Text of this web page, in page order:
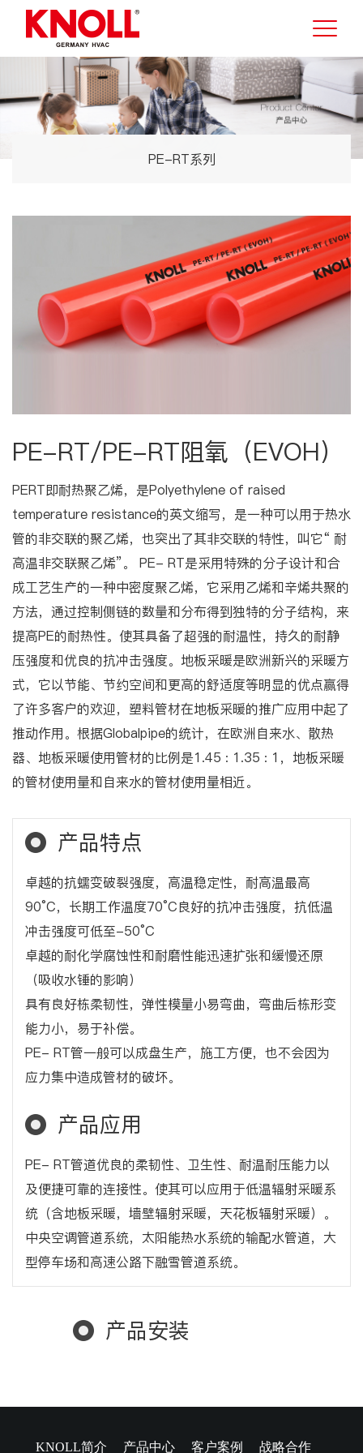
PE-RT系列
PE-RT/PE-RT阻氧（EVOH）
PERT即耐热聚乙烯，是Polyethylene of raised
temperature resistance的英文缩写，是一种可以用于热水
管的非交联的聚乙烯，也突出了其非交联的特性，叫它“ 耐
高温非交联聚乙烯”。 PE- RT是采用特殊的分子设计和合
成工艺生产的一种中密度聚乙烯，它采用乙烯和辛烯共聚的
方法，通过控制侧链的数量和分布得到独特的分子结构，来
提高PE的耐热性。使其具备了超强的耐温性，持久的耐静
压强度和优良的抗冲击强度。地板采暖是欧洲新兴的采暖方
式，它以节能、节约空间和更高的舒适度等明显的优点赢得
了许多客户的欢迎，塑料管材在地板采暖的推广应用中起了
推动作用。根据Globalpipe的统计，在欧洲自来水、散热
器、地板采暖使用管材的比例是1.45 : 1.35 : 1，地板采暖
的管材使用量和自来水的管材使用量相近。
产品特点
卓越的抗蠕变破裂强度，高温稳定性，耐高温最高
90°C，长期工作温度70°C良好的抗冲击强度，抗低温
冲击强度可低至-50°C
卓越的耐化学腐蚀性和耐磨性能迅速扩张和缓慢还原
（吸收水锤的影响）
具有良好栋柔韧性，弹性模量小易弯曲，弯曲后栋形变
能力小，易于补偿。
PE- RT管一般可以成盘生产，施工方便，也不会因为
应力集中造成管材的破坏。
产品应用
PE- RT管道优良的柔韧性、卫生性、耐温耐压能力以
及便捷可靠的连接性。使其可以应用于低温辐射采暖系
统（含地板采暖，墙壁辐射采暖，天花板辐射采暖）。
中央空调管道系统，太阳能热水系统的输配水管道，大
型停车场和高速公路下融雪管道系统。
产品安装
KNOLL简介 产品中心 客户案例 战略合作